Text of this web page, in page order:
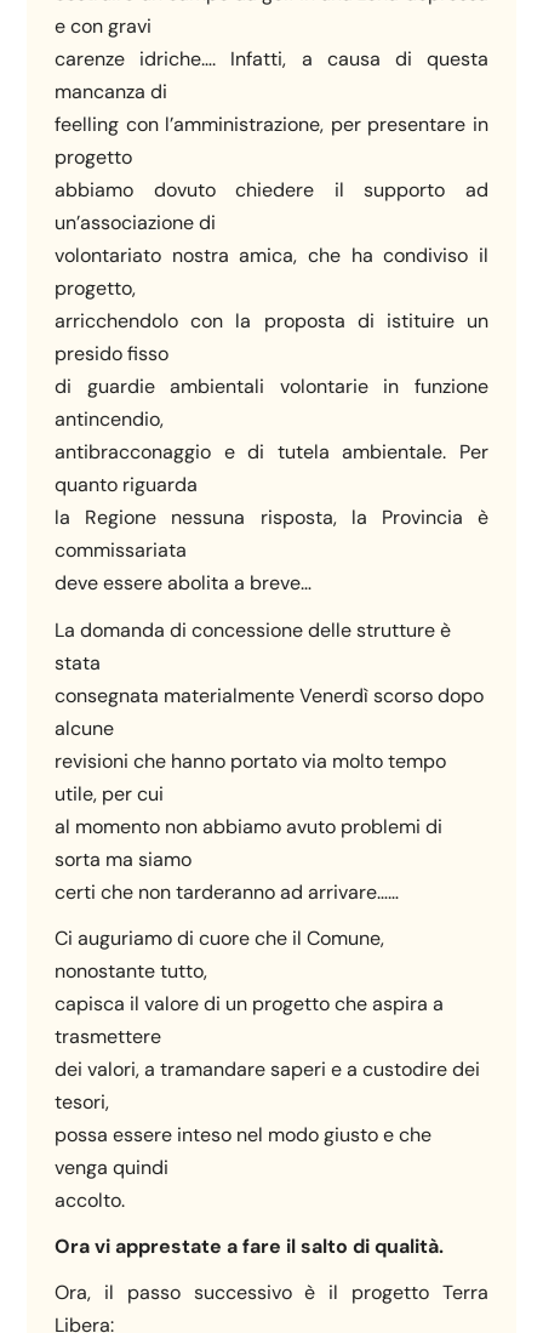
e con gravi
carenze idriche…. Infatti, a causa di questa
mancanza di
feelling con l’amministrazione, per presentare in
progetto
abbiamo dovuto chiedere il supporto ad
un’associazione di
volontariato nostra amica, che ha condiviso il
progetto,
arricchendolo con la proposta di istituire un
presido fisso
di guardie ambientali volontarie in funzione
antincendio,
antibracconaggio e di tutela ambientale. Per
quanto riguarda
la Regione nessuna risposta, la Provincia è
commissariata
deve essere abolita a breve…
La domanda di concessione delle strutture è
stata
consegnata materialmente Venerdì scorso dopo
alcune
revisioni che hanno portato via molto tempo
utile, per cui
al momento non abbiamo avuto problemi di
sorta ma siamo
certi che non tarderanno ad arrivare……
Ci auguriamo di cuore che il Comune,
nonostante tutto,
capisca il valore di un progetto che aspira a
trasmettere
dei valori, a tramandare saperi e a custodire dei
tesori,
possa essere inteso nel modo giusto e che
venga quindi
accolto.
Ora vi apprestate a fare il salto di qualità.
Ora, il passo successivo è il progetto Terra
Libera: